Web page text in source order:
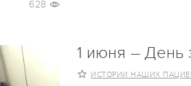
628
1 июня – День
ИСТОРИИ НАШИХ